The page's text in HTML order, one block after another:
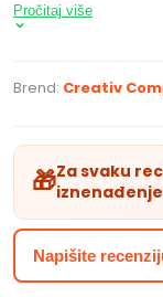
dužina: cca
Pročitaj više
Brend: Creativ
🎁Za svaku
Napišite